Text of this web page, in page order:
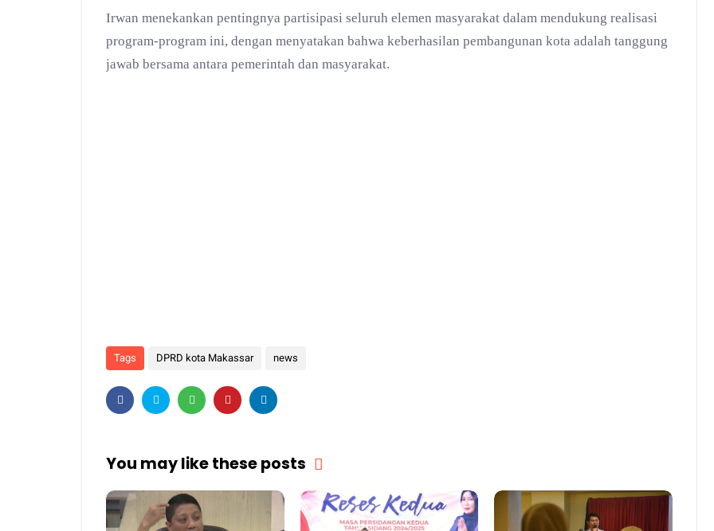
Irwan menekankan pentingnya partisipasi seluruh elemen masyarakat dalam mendukung realisasi
program-program ini, dengan menyatakan bahwa keberhasilan pembangunan kota adalah tanggung
jawab bersama antara pemerintah dan masyarakat.
Tags DPRD kota Makassar news
You may like these posts